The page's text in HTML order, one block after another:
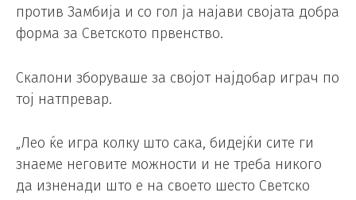
против Замбија и со гол ја најави својата добра
форма за Светското првенство.
Скалони зборуваше за својот најдобар играч по
тој натпревар.
„Лео ќе игра колку што сака, бидејќи сите ги
знаеме неговите можности и не треба никого
да изненади што е на своето шесто Светско